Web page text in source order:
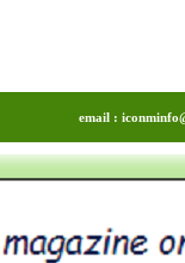
email :